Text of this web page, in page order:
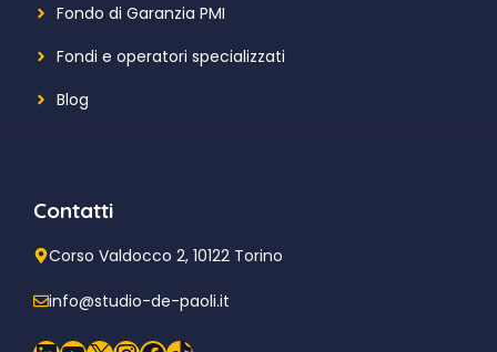
Fondo di Garanzia PMI
Fondi e operatori specializzati
Blog
Contatti
Corso Valdocco 2, 10122 Torino
info@studio-de-paoli.it